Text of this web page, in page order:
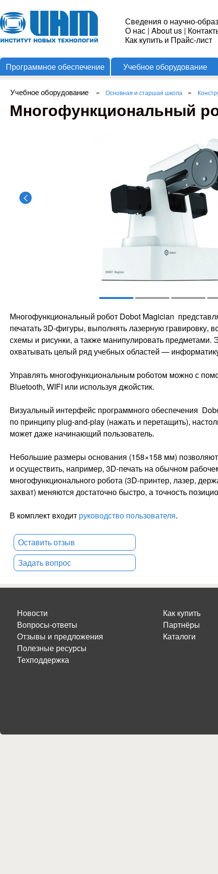
Институт
Новых
Технологий
Сведения о научно-
О нас | About us |
Как купить и Прайс-лист
Программное обеспечение Учебное оборудование
Вы здесь
Учебное оборудование » Основная и старшая школа »
Многофункциональный
Многофункциональный робот Dobot Magician
печатать 3D-фигуры, выполнять лазерную гравировку,
схемы и рисунки, а также манипулировать предметами.
охватывать целый ряд учебных областей —
Управлять многофункциональным роботом можно с
Bluetooth, WIFI или используя джойстик.
Визуальный интерфейс программного обеспечения
по принципу plug-and-play (нажать и перетащить),
может даже начинающий пользователь.
Небольшие размеры основания (158×158 мм)
и осуществить, например, 3D-печать на обычном
многофункционального робота (3D-принтер, лазер,
захват) меняются достаточно быстро, а точность
В комплект входит руководство пользователя.
Оставить отзыв
Задать вопрос
Новости
Вопросы-ответы
Отзывы и предложения
Полезные ресурсы
Техподдержка
Как купить
Партнёры
Каталоги